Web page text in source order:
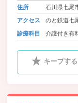
住所
石川県七尾
アクセス
のと鉄道七
診療科目
介護付き有
キープする